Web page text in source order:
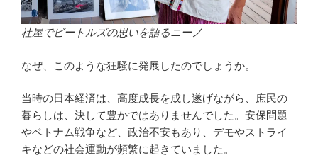
社屋でビートルズの思いを語るニーノ
なぜ、このような狂騒に発展したのでしょうか。
当時の日本経済は、高度成長を成し遂げながら、庶民の
暮らしは、決して豊かではありませんでした。安保問題
やベトナム戦争など、政治不安もあり、デモやストライ
キなどの社会運動が頻繁に起きていました。